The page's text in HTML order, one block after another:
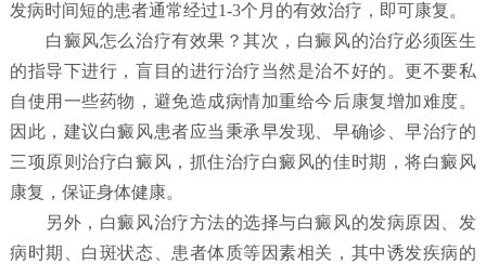
发病时间短的患者通常经过1-3个月的有效治疗，即可康复。
白癜风怎么治疗有效果？其次，白癜风的治疗必须医生
的指导下进行，盲目的进行治疗当然是治不好的。更不要私
自使用一些药物，避免造成病情加重给今后康复增加难度。
因此，建议白癜风患者应当秉承早发现、早确诊、早治疗的
三项原则治疗白癜风，抓住治疗白癜风的佳时期，将白癜风
康复，保证身体健康。
另外，白癜风治疗方法的选择与白癜风的发病原因、发
病时期、白斑状态、患者体质等因素相关，其中诱发疾病的